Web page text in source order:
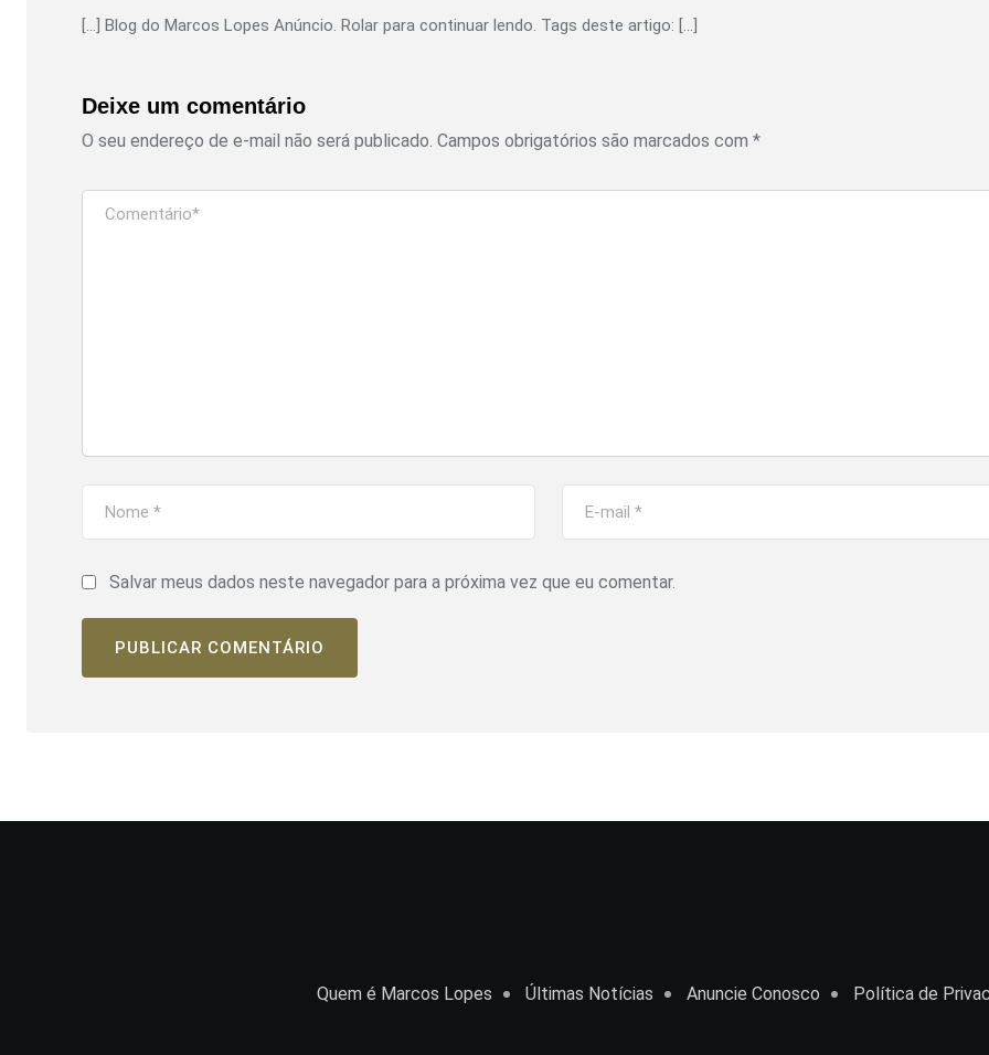
[…] Blog do Marcos Lopes Anúncio. Rolar para continuar lendo. Tags deste artigo: […]
Deixe um comentário
O seu endereço de e-mail não será publicado. Campos obrigatórios são marcados com *
Salvar meus dados neste navegador para a próxima vez que eu comentar.
Quem é Marcos Lopes Últimas Notícias Anuncie Conosco Política de